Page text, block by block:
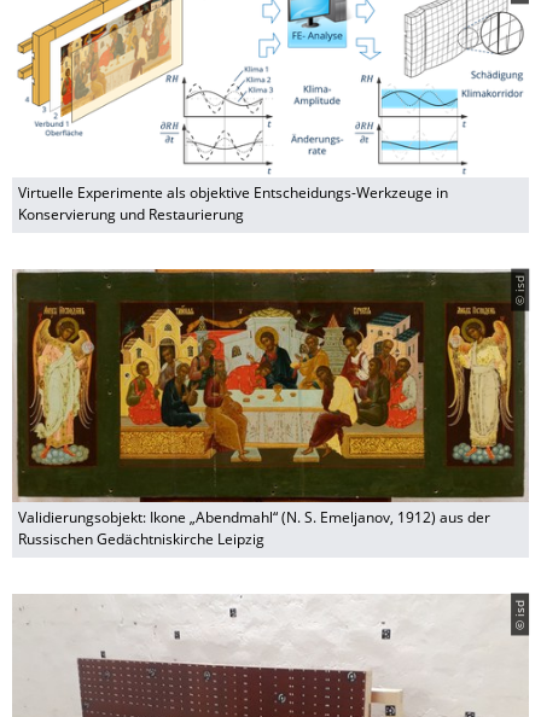
Virtuelle Experimente als objektive Entscheidungs-Werkzeuge in
Konservierung und Restaurierung
© isd
Validierungsobjekt: Ikone „Abendmahl“ (N. S. Emeljanov, 1912) aus der
Russischen Gedächtniskirche Leipzig
© isd